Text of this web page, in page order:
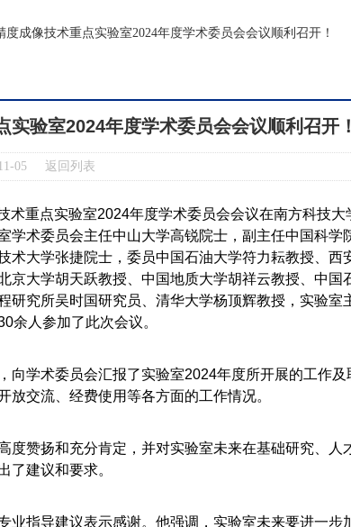
度成像技术重点实验室2024年度学术委员会会议顺利召开！
验室2024年度学术委员会会议顺利召开！
05 返回列表